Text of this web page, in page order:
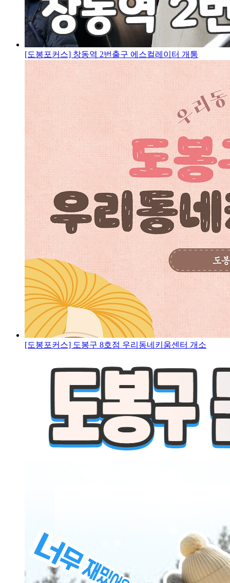
[도봉포커스] 창동역 2번출구 에스컬레이터 개통
[도봉포커스] 도봉구 8호점 우리동네키움센터 개소